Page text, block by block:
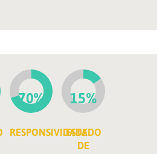
70%
RESPONSIVIDADE
15%
ESTADO
DE